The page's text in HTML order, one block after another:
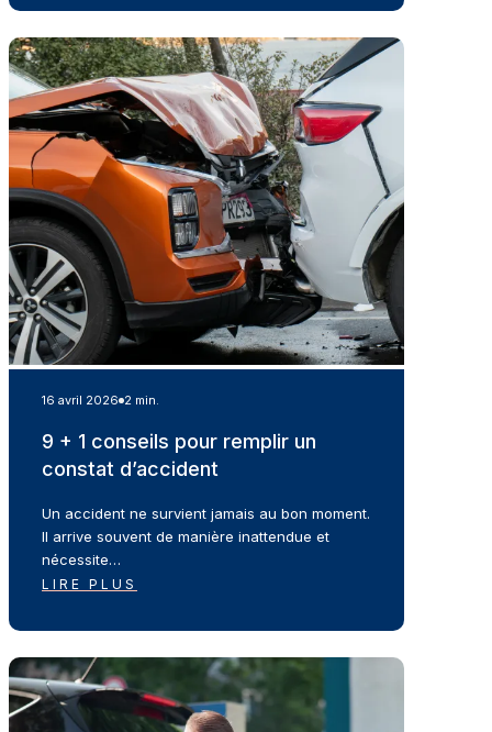
16 avril 2026 2 min.
9 + 1 conseils pour remplir un
constat d’accident
Un accident ne survient jamais au bon moment.
Il arrive souvent de manière inattendue et
nécessite…
LIRE PLUS